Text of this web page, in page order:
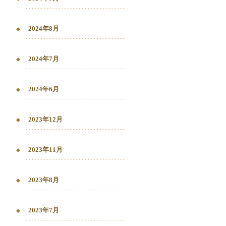
2024年8月
2024年7月
2024年6月
2023年12月
2023年11月
2023年8月
2023年7月